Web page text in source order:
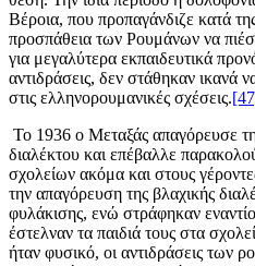
Βέροια, που προπαγάνδιζε κατά
προσπάθεια των Ρουμάνων να
για μεγαλύτερα εκπαιδευτικά
αντιδράσεις, δεν στάθηκαν ικανά
στις ελληνορουμανικές σχέσεις.
Το 1936 ο Μεταξάς απαγόρευσε
διαλέκτου και επέβαλλε
σχολείων ακόμα και στους
την απαγόρευση της βλαχικής
φυλάκισης, ενώ στράφηκαν
έστελναν τα παιδιά τους στα
ήταν φυσικό, οι αντιδράσεις των